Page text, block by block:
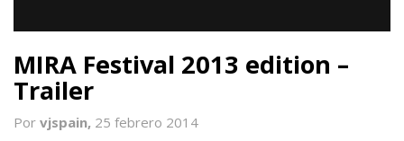
MIRA Festival 2013 edition –
Trailer
Por vjspain, 25 febrero 2014